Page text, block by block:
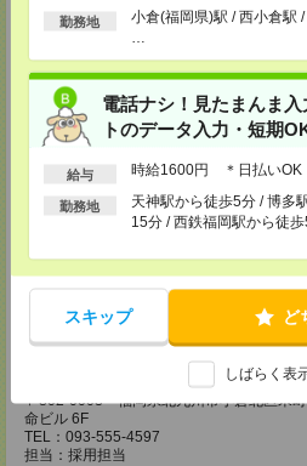
以上
勤務地
小倉(福岡県)駅 / 西小倉駅
電話ナシ！見たまんま
トのデータ入力・短期
給与 時給1600円 ＊日払いOK
勤務地
天神駅から徒歩5分 / 博多
15分 / 西鉄福岡駅から徒歩
スキップ ど
しばらく表
【電話登録】30分程度
登録場所
ケアサービス鹿児島支店
〒892-0846
TEL：099-239-1070
ケアサービス福岡支店
〒812-0024 福岡県福岡市博多区綱場町
多 3F（25.3.17～）
TEL：092-517-3686
担当：採用担当
〒802-0003 福岡県北九州市小倉北区米
命ビル 6F
TEL：093-555-4597
担当：採用担当